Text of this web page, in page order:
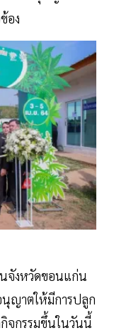
อง
จังหวัดขอนแก่น
นุญาตให้มีการปลูก
จกรรมขึ้นในวันนี้